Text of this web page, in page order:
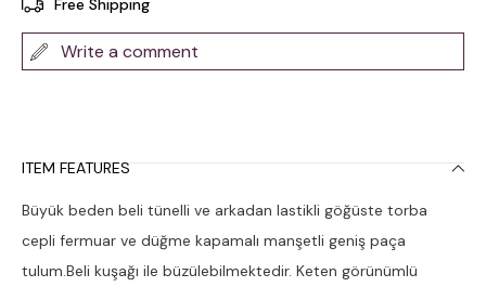
Free Shipping
Write a comment
ITEM FEATURES
Büyük beden beli tünelli ve arkadan lastikli göğüste torba
cepli fermuar ve düğme kapamalı manşetli geniş paça
tulum.Beli kuşağı ile büzülebilmektedir. Keten görünümlü